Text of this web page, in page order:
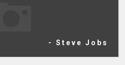
- Steve Jobs